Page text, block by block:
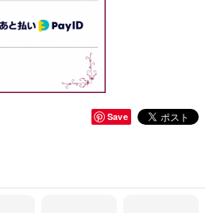
Save